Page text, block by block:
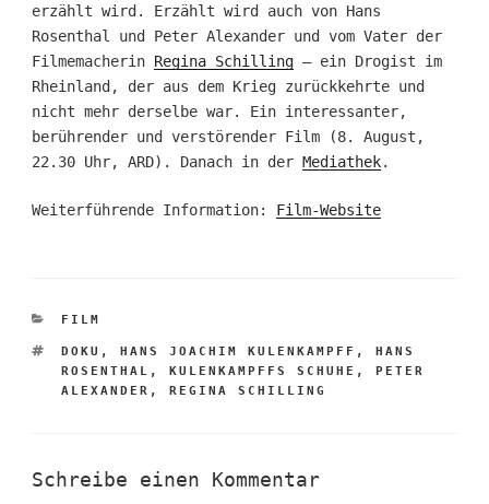
erzählt wird. Erzählt wird auch von Hans
Rosenthal und Peter Alexander und vom Vater der
Filmemacherin Regina Schilling– ein Drogist im
Rheinland, der aus dem Krieg zurückkehrte und
nicht mehr derselbe war. Ein interessanter,
berührender und verstörender Film (8. August,
22.30 Uhr, ARD). Danach in der Mediathek.
Weiterführende Information: Film-Website
KATEGORIEN
FILM
SCHLAGWÖRTER
DOKU , HANS JOACHIM KULENKAMPFF ,
HANS
ROSENTHAL , KULENKAMPFFS SCHUHE ,
PETER
ALEXANDER , REGINA SCHILLING
Schreibe einen Kommentar